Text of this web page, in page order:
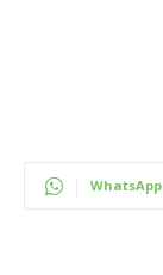
WhatsApp